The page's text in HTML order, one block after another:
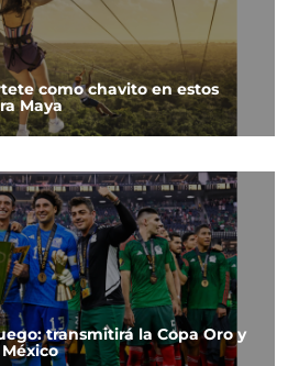
como chavito en estos
Maya
transmitirá la Copa Oro y